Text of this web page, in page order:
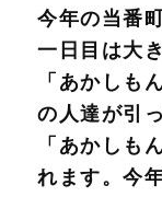
今年の当番
一日目は大
「あかしも
の人達が引
「あかしも
れます。今